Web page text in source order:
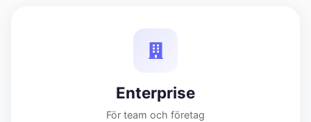
Enterprise
För team och företag